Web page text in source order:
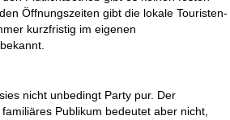
Öffnungszeiten gibt die lokale Touristen-
kurzfristig im eigenen
nicht unbedingt Party pur. Der
Publikum bedeutet aber nicht,